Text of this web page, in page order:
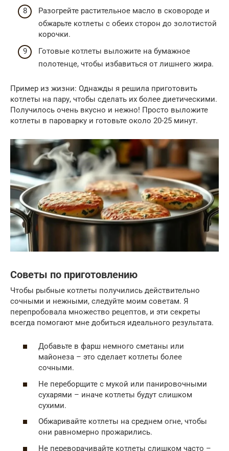
Разогрейте растительное масло в сковороде и
обжарьте котлеты с обеих сторон до золотистой
корочки.
Готовые котлеты выложите на бумажное
полотенце, чтобы избавиться от лишнего жира.
Пример из жизни: Однажды я решила приготовить
котлеты на пару, чтобы сделать их более диетическими.
Получилось очень вкусно и нежно! Просто выложите
котлеты в пароварку и готовьте около 20-25 минут.
Советы по приготовлению
Чтобы рыбные котлеты получились действительно
сочными и нежными, следуйте моим советам. Я
перепробовала множество рецептов, и эти секреты
всегда помогают мне добиться идеального результата.
Добавьте в фарш немного сметаны или
майонеза – это сделает котлеты более
сочными.
Не переборщите с мукой или панировочными
сухарями – иначе котлеты будут слишком
сухими.
Обжаривайте котлеты на среднем огне, чтобы
они равномерно прожарились.
Не переворачивайте котлеты слишком часто –